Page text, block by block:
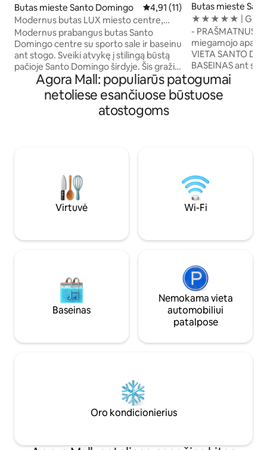
Butas mieste Santo Domingo Vidutinis įvertinimas: 4,91 iš 5,
4,91 (11)
Modernus butas LUX miesto centre,
sporto salė / baseinas ant stogo.
Modernus prabangus butas Santo
Domingo centre su sporto sale ir baseinu
ant stogo. Sveiki atvykę į stilingą būstą
pačioje Santo Domingo širdyje. Šis gražiai
suprojektuotas butas apjungia komfortą,
eleganciją ir patogumą – puikiai tinka
verslo keliautojams, poroms ar visiems,
norintiems patirti miestą kaip vietiniai.
„Piantini“ parduotuvę ir Kolonijinę zoną.
Butas mieste
o
★★★★★ |
VEGASO
MIESTO CENTRAS
- PRAŠMATNUS
miegamojo
VIETA SANTO
BASEINAS ant
GULIUOSELĖS ir
spartos
vidinė
prekybos centrų,
parduotuvių
Agora Mall: populiarūs patogumai
netoliese esančiuose būstuose
atostogoms
Virtuvė Wi-Fi
Baseinas
Nemokama vieta
automobiliui
patalpose
Oro kondicionierius